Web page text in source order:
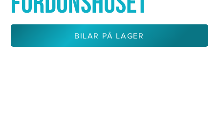
BILAR PÅ LAGER